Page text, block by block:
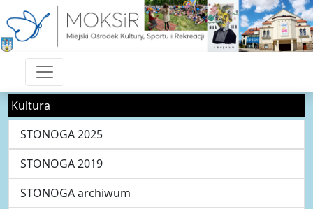
Kultura
STONOGA 2025
STONOGA 2019
STONOGA archiwum